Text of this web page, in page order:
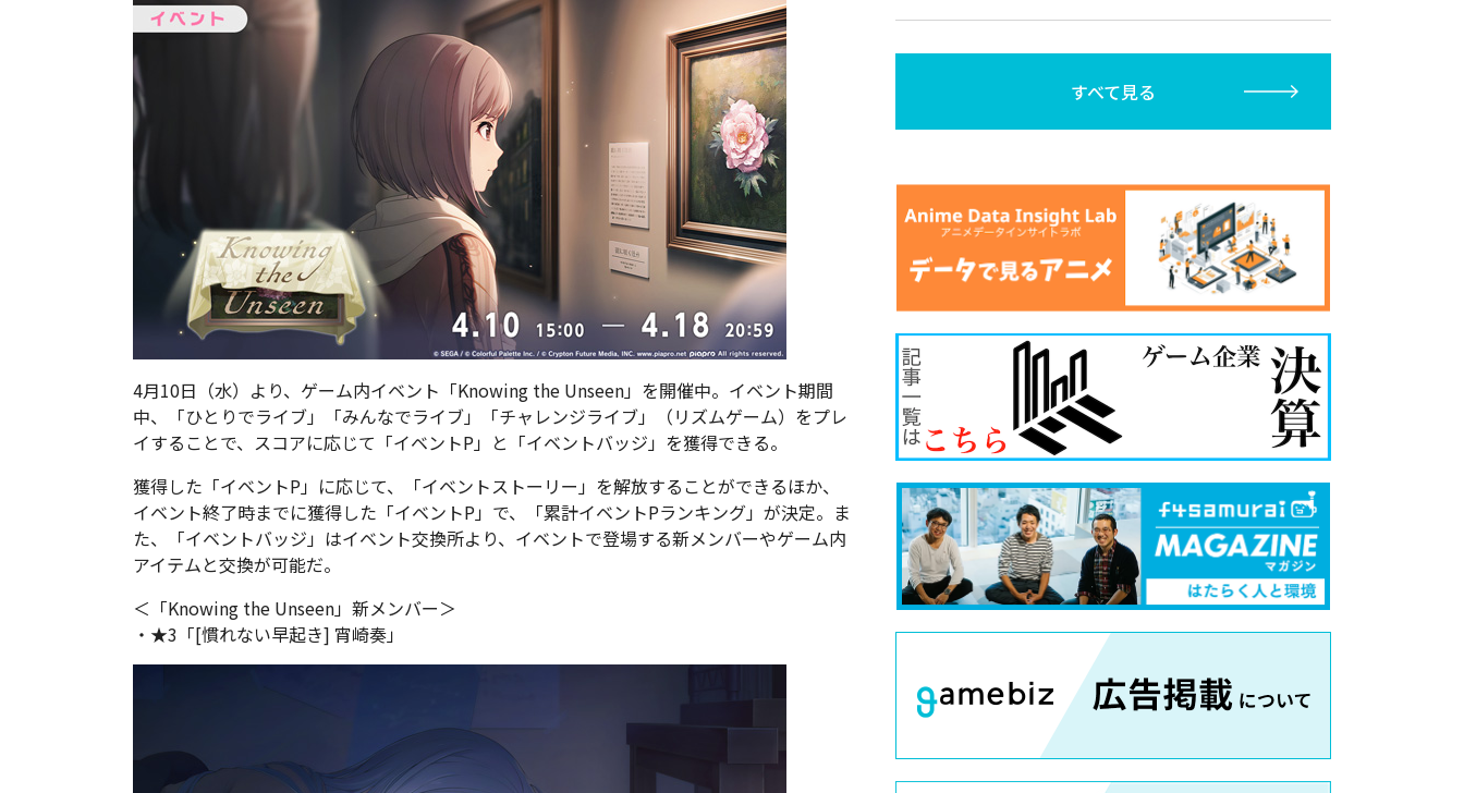
4月10日（水）より、ゲーム内イベント「Knowing the Unseen」を開催中。イベント期間
中、「ひとりでライブ」「みんなでライブ」「チャレンジライブ」（リズムゲーム）をプレ
イすることで、スコアに応じて「イベントP」と「イベントバッジ」を獲得できる。
獲得した「イベントP」に応じて、「イベントストーリー」を解放することができるほか、
イベント終了時までに獲得した「イベントP」で、「累計イベントPランキング」が決定。ま
た、「イベントバッジ」はイベント交換所より、イベントで登場する新メンバーやゲーム内
アイテムと交換が可能だ。
＜「Knowing the Unseen」新メンバー＞
・★3「[慣れない早起き] 宵崎奏」
すべて見る